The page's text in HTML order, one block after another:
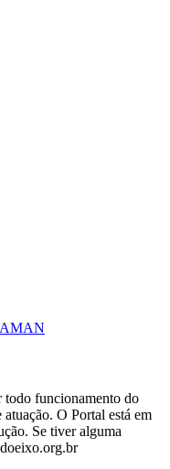
AMAN
todo funcionamento do
O Portal está em
Se tiver alguma